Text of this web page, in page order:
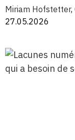
Miriam Hofstetter,
27.05.2026